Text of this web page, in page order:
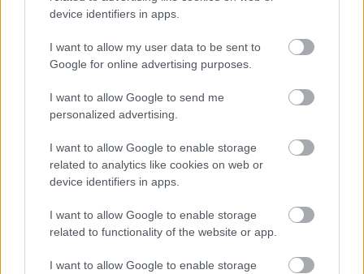
device identifiers in apps.
I want to allow my user data to be sent to
Google for online advertising purposes.
I want to allow Google to send me
personalized advertising.
I want to allow Google to enable storage
related to analytics like cookies on web or
device identifiers in apps.
I want to allow Google to enable storage
related to functionality of the website or app.
I want to allow Google to enable storage
Numero di telefono
*
La tua richiesta *